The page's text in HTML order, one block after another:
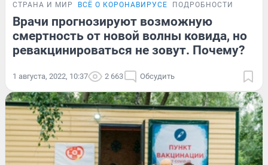
СТРАНА И МИР ВСЁ О КОРОНАВИРУСЕ ПОДРОБНОСТИ
Врачи прогнозируют возможную
смертность от новой волны ковида, но
ревакцинироваться не зовут. Почему?
1 августа, 2022, 10:37 2 663 Обсудить